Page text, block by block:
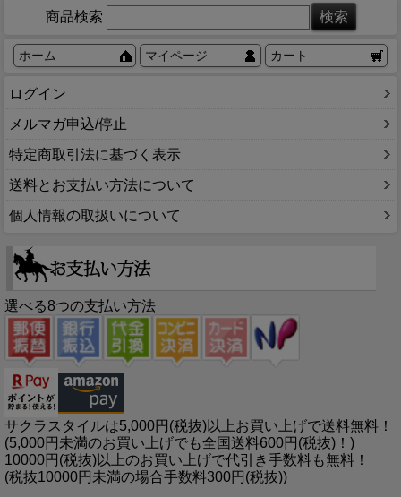
商品検索
ホーム マイページ カート
ログイン
メルマガ申込/停止
特定商取引法に基づく表示
送料とお支払い方法について
個人情報の取扱いについて
選べる8つの支払い方法
サクラスタイルは5,000円(税抜)以上お買い上げで送料無料！
(5,000円未満のお買い上げでも全国送料600円(税抜)！)
10000円(税抜)以上のお買い上げで代引き手数料も無料！
(税抜10000円未満の場合手数料300円(税抜))